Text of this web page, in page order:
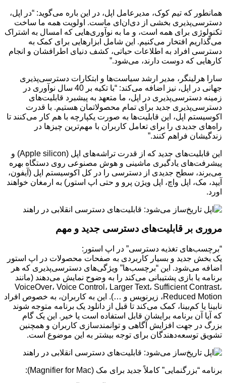
همانطور که تیم کوک، مدیرعامل اپل، در این باره می‌گوید: “در اپل،
دسترسی‌پذیری بخشی از دی‌ان‌ای ماست. اولویت همه ما ساخت
تکنولوژی برای همه است، و ما به نوآوری‌هایی که امسال به اشتراک
می‌گذاریم افتخار می‌کنیم. این شامل ابزارهایی برای کمک به
دسترسی افراد به اطلاعات حیاتی، کشف دنیای اطرافشان و انجام
کارهایی که دوست دارند، می‌شود.”
سارا هرلینگر، مدیر ارشد سیاست‌ها و ابتکارات دسترسی‌پذیری
جهانی در اپل، نیز اضافه می‌کند: “با تکیه بر 40 سال نوآوری در
زمینه دسترسی‌پذیری در اپل، ما متعهد به پیشبرد قابلیت‌های
دسترسی‌پذیری جدید برای تمام محصولاتمان هستیم. با قدرت
اکوسیستم اپل، این قابلیت‌ها به صورت یکپارچه با هم کار می‌کنند تا
راه‌های جدیدی را برای تعامل کاربران با مهم‌ترین چیزها در
زندگیشان فراهم کنند.”
این قابلیت‌های جدید که از قدرت تراشه‌های اپل (Apple silicon) و
پیشرفت‌های یادگیری ماشینی و هوش مصنوعی روی دستگاه بهره
می‌برند، سطح جدیدی از دسترسی را در کل اکوسیستم اپل (آیفون،
آیپد، مک، اپل واچ، اپل ویژن پرو و حتی اپ استور) به ارمغان خواهند
اورد.
مروری بر قابلیت‌های دسترسی جدید و مهم
“برچسب‌های تغذیه دسترسی” در اپ استور:
یک بخش جدید و بسیار کاربردی به صفحات محصولات در اپ استور
اضافه می‌شود. این “برچسب‌ها” ویژگی‌های دسترسی‌پذیری که هر
برنامه یا بازی پشتیبانی می‌کند را به وضوح نمایش می‌دهند (مانند
VoiceOver، Voice Control، Larger Text، Sufficient Contrast،
Reduced Motion، زیرنویس و …). این به کاربران، به خصوص افراد
نابینا یا کم‌بینا، کمک می‌کند تا قبل از دانلود یک برنامه متوجه شوند
که آیا آن برنامه برایشان قابل استفاده است یا خیر. این یک گام
بزرگ در جهت افزایش آگاهی و توانمندسازی کاربران و همچنین
تشویق توسعه‌دهندگان برای توجه بیشتر به این موضوع است.
برنامه “بزرگنمایی” کاملاً جدید برای مک (Magnifier for Mac):